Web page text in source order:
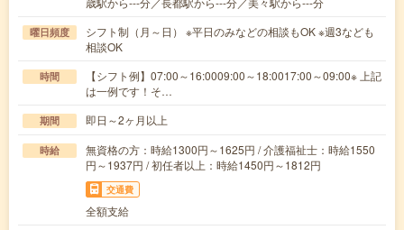
曜日頻度
シフト制（月～日） ※平日のみなどの相談もOK ※週3なども
相談OK
時間
【シフト例】07:00～16:0009:00～18:0017:00～09:00※ 上記
は一例です！そ…
期間 即日～2ヶ月以上
時給
無資格の方：時給1300円～1625円 / 介護福祉士：時給1550
円～1937円 / 初任者以上：時給1450円～1812円
交通費
全額支給